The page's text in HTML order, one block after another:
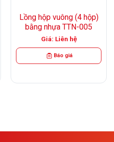
Lồng hộp vuông (4 hộp)
bằng nhựa TTN-005
Giá: Liên hệ
Báo giá